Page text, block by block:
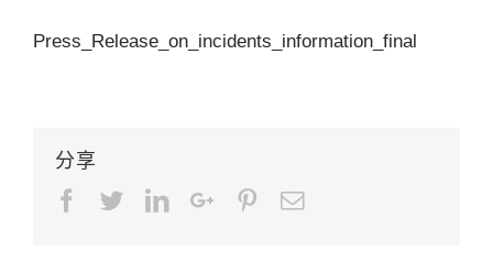
Press_Release_on_incidents_information_final
分享
Facebook
TwitterLinkedInGoogle+Pinterest
Email